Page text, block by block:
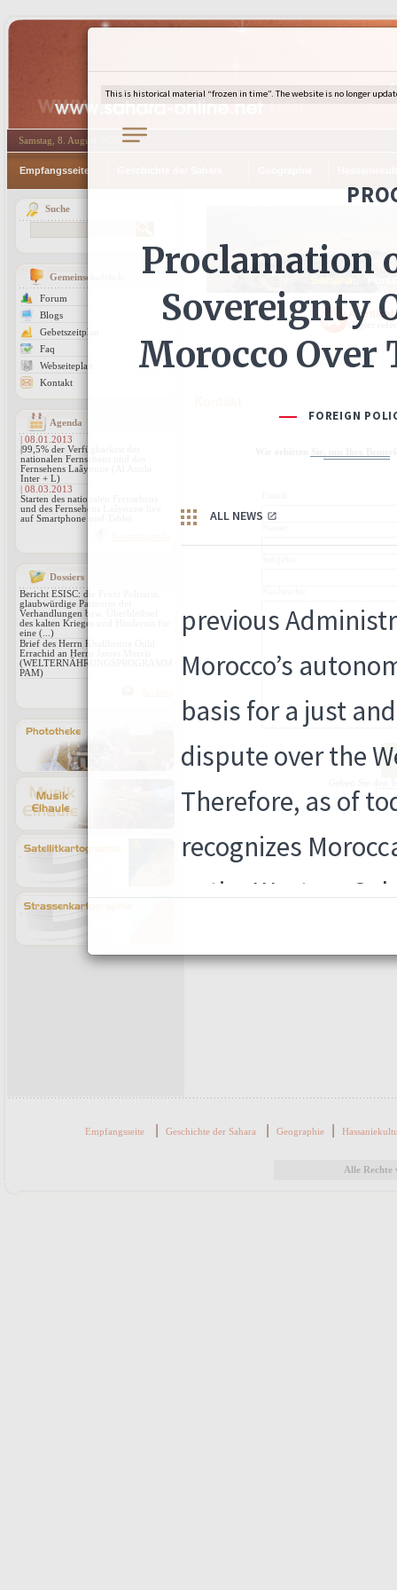
Samstag, 8. August 2026
Empfangsseite
Suche
Gemeinschaftlich
Forum
Blogs
Gebetszeitplan
Faq
Webseiteplan
Kontakt
Agenda
| 08.01.2013
|99,5% der Verfügbarkeit des
nationalen Fernsehens und des
Fernsehens Laâyoune (Al Aoula
Inter + L)
| 08.03.2013
Starten des nationalen Fernsehens
und des Fernsehens Laâyoune live
auf Smartphone und Tablet
Dossiers
Bericht ESISC: die Front Polisario,
glaubwürdige Partnerin der
Verhandlungen bzw. Überbleibsel
des kalten Krieges und Hindernis für
eine (...)
Brief des Herrn Khalihenna Ould
Errachid an Herrn James Morris
(WELTERNÄHRUNGSPROGRAMM
PAM)
A critical
Object
Empfangsseite | Geschichte der Sahara | Geographie|
Alle Rechte